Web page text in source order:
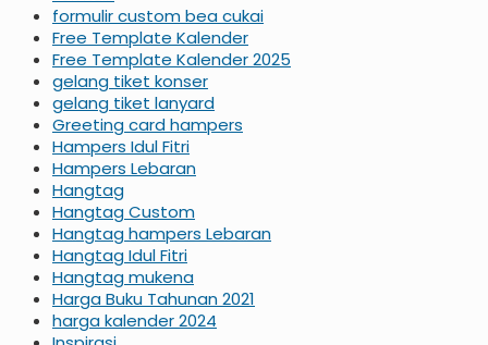
formulir custom bea cukai
Free Template Kalender
Free Template Kalender 2025
gelang tiket konser
gelang tiket lanyard
Greeting card hampers
Hampers Idul Fitri
Hampers Lebaran
Hangtag
Hangtag Custom
Hangtag hampers Lebaran
Hangtag Idul Fitri
Hangtag mukena
Harga Buku Tahunan 2021
harga kalender 2024